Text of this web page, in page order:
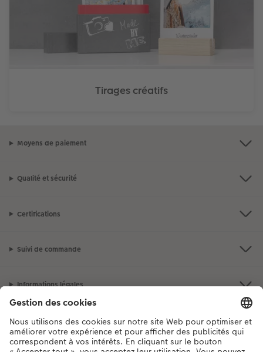
Tirages créatifs
Moyens de paiement
Qualité et sécurité
Certifications
Suivi de commande
Informations légales
Assortiment